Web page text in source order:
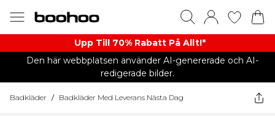
Upp Till 70% Rabatt På Allt!*
Den här webbplatsen använder AI-genererade och AI-
redigerade bilder.
Badkläder / Badkläder Med Leverans Nästa Dag